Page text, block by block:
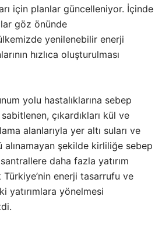
için planlar güncelleniyor. İçinde
göz önünde
yenilenebilir enerji
hızlıca oluşturulması
yolu hastalıklarına sebep
çıkardıkları kül ve
alanlarıyla yer altı suları ve
alınamayan şekilde kirliliğe sebep
daha fazla yatırım
Türkiye’nin enerji tasarrufu ve
yatırımlara yönelmesi